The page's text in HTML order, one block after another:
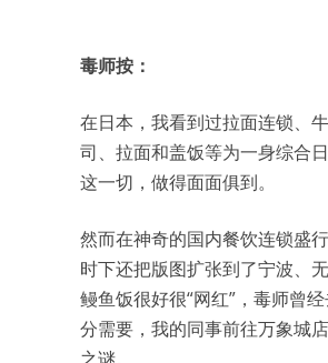
毒师按：
在日本，我看到过拉面连锁、
司、拉面和盖饭等为一身综合
这一切，做得面面俱到。
然而在神奇的国内餐饮连锁盛
时下还把版图扩张到了宁波、
鳗鱼饭很好很“网红”，毒师曾
分需要，我的同事前往万象城